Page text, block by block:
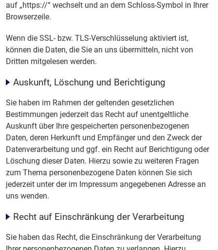
auf „https://“ wechselt und an dem Schloss-Symbol in Ihrer
Browserzeile.
Wenn die SSL- bzw. TLS-Verschlüsselung aktiviert ist,
können die Daten, die Sie an uns übermitteln, nicht von
Dritten mitgelesen werden.
Auskunft, Löschung und Berichtigung
Sie haben im Rahmen der geltenden gesetzlichen
Bestimmungen jederzeit das Recht auf unentgeltliche
Auskunft über Ihre gespeicherten personenbezogenen
Daten, deren Herkunft und Empfänger und den Zweck der
Datenverarbeitung und ggf. ein Recht auf Berichtigung oder
Löschung dieser Daten. Hierzu sowie zu weiteren Fragen
zum Thema personenbezogene Daten können Sie sich
jederzeit unter der im Impressum angegebenen Adresse an
uns wenden.
Recht auf Einschränkung der Verarbeitung
Sie haben das Recht, die Einschränkung der Verarbeitung